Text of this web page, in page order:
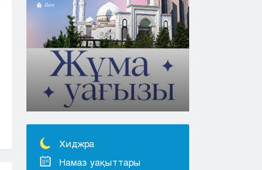
Кокшетау
Костанай
Кызылорда
Павлодар
Петропавловск
Семей
Талдыкорган
Тараз
Туркестан
Уральск
Хиджра
Намаз уақыттары